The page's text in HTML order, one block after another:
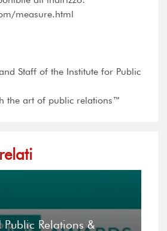
measure.html
Staff of the Institute for Public
the art of public relations™
Public Relations &